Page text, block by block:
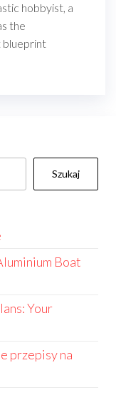
hobbyist, a
the
blueprint
Szukaj
Boat
Your
przepisy na